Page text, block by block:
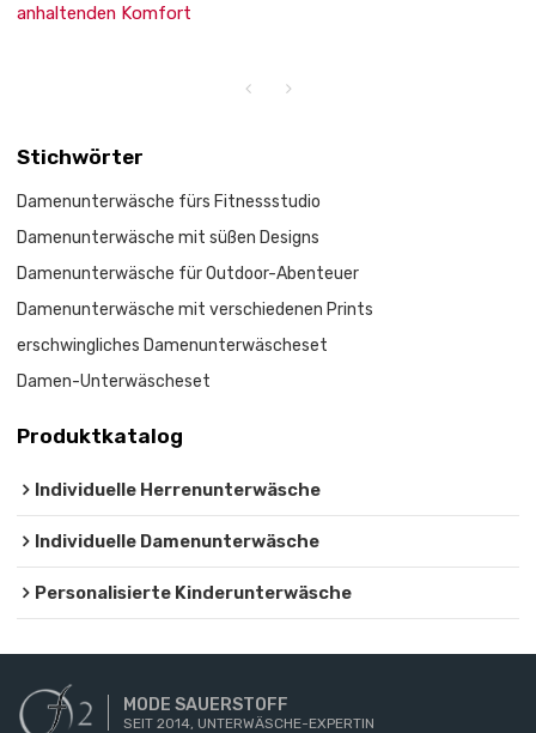
anhaltenden Komfort
Stichwörter
Damenunterwäsche fürs Fitnessstudio
Damenunterwäsche mit süßen Designs
Damenunterwäsche für Outdoor-Abenteuer
Damenunterwäsche mit verschiedenen Prints
erschwingliches Damenunterwäscheset
Damen-Unterwäscheset
Produktkatalog
Individuelle Herrenunterwäsche
Individuelle Damenunterwäsche
Personalisierte Kinderunterwäsche
MODE SAUERSTOFF
SEIT 2014, UNTERWÄSCHE-EXPERTIN